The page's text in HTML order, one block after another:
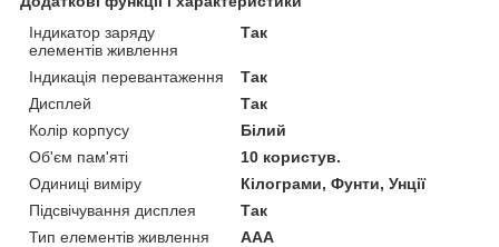
Індикатор заряду
елементів живлення
Так
Індикація перевантаження
Так
Дисплей
Так
Колір корпусу
Білий
Об'єм пам'яті
10 користув.
Одиниці виміру
Кілограми, Фунти, Унції
Підсвічування дисплея
Так
Тип елементів живлення
AAA